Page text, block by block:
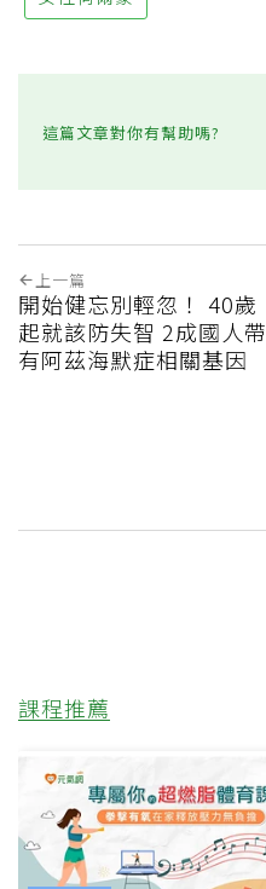
這篇文章對你有幫助嗎?
上一篇
開始健忘別輕忽！ 40歲
起就該防失智 2成國人帶
有阿茲海默症相關基因
課程推薦